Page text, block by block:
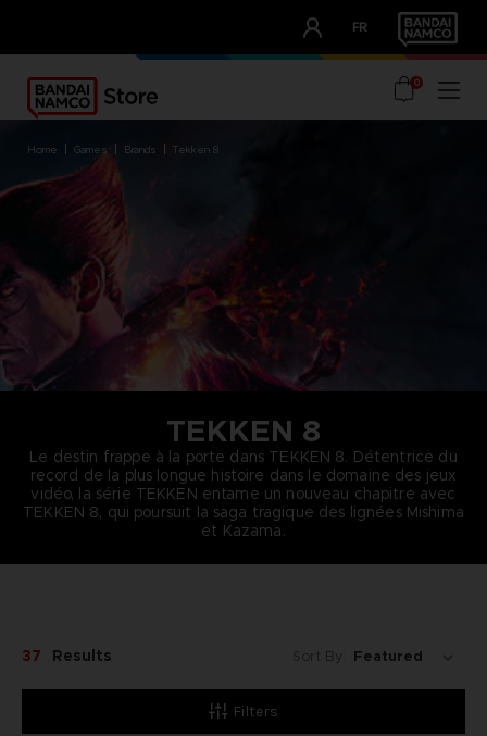
FR
OUR ADVANTAGES
0
home games brands tekken 8
TEKKEN 8
Le destin frappe à la porte dans TEKKEN 8. Détentrice du
record de la plus longue histoire dans le domaine des jeux
vidéo, la série TEKKEN entame un nouveau chapitre avec
TEKKEN 8, qui poursuit la saga tragique des lignées Mishima
et Kazama.
Filters
37 Results Sort By: